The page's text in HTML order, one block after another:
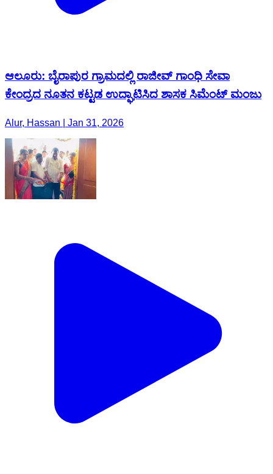
ಆಲೂರು: ಬೈರಾಪುರ ಗ್ರಾಮದಲ್ಲಿ ರಾಜೀವ್ ಗಾಂಧಿ ಸೇವಾ
ಕೇಂದ್ರದ ನೂತನ ಕಟ್ಟಡ ಉದ್ಘಾಟಿಸಿದ ಶಾಸಕ ಸಿಮೆಂಟ್ ಮಂಜು
Alur, Hassan | Jan 31, 2026